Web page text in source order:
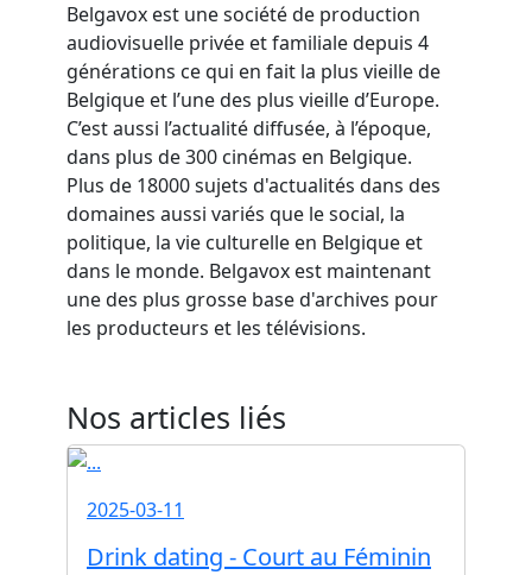
Belgavox est une société de production
audiovisuelle privée et familiale depuis 4
générations ce qui en fait la plus vieille de
Belgique et l’une des plus vieille d’Europe.
C’est aussi l’actualité diffusée, à l’époque,
dans plus de 300 cinémas en Belgique.
Plus de 18000 sujets d'actualités dans des
domaines aussi variés que le social, la
politique, la vie culturelle en Belgique et
dans le monde. Belgavox est maintenant
une des plus grosse base d'archives pour
les producteurs et les télévisions.
Nos articles liés
2025-03-11
Drink dating - Court au Féminin